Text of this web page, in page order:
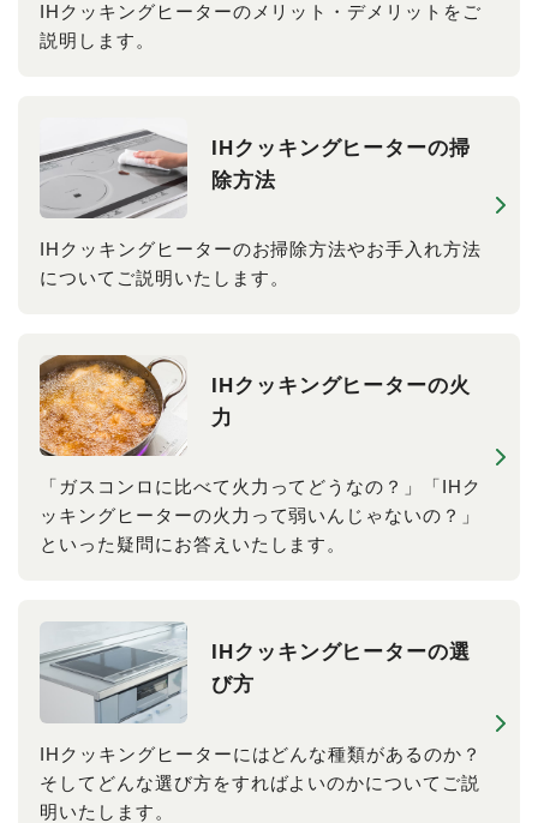
IHクッキングヒーターのメリット・デメリットをご
説明します。
IHクッキングヒーターの掃
除方法
IHクッキングヒーターのお掃除方法やお手入れ方法
についてご説明いたします。
IHクッキングヒーターの火
力
「ガスコンロに比べて火力ってどうなの？」「IHク
ッキングヒーターの火力って弱いんじゃないの？」
といった疑問にお答えいたします。
IHクッキングヒーターの選
び方
IHクッキングヒーターにはどんな種類があるのか？
そしてどんな選び方をすればよいのかについてご説
明いたします。